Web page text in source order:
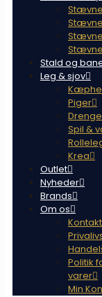
Stald og
Leg & sjov
Piger
Drenge
Spil &
Krea
Outlet
Nyheder
Brands
Om os
Kontakt
Politik
varer
Min